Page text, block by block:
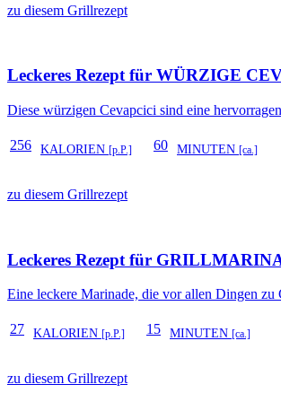
zu diesem Grillrezept
Leckeres Rezept für WÜRZIGE
Diese würzigen Cevapcici sind eine
256 KALORIEN [p.P.] 60 MINUTEN [ca.]
zu diesem Grillrezept
Leckeres Rezept für
Eine leckere Marinade, die vor allen Dingen zu
27 KALORIEN [p.P.] 15 MINUTEN [ca.]
zu diesem Grillrezept